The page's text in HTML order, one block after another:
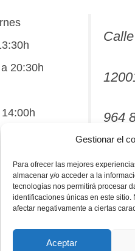
Gestionar el
Para ofrecer las mejores
almacenar y/o acceder a la
tecnologías nos permitirá procesar
identificaciones únicas en este sitio.
afectar negativamente a ciertas
Aceptar
20:30h
964